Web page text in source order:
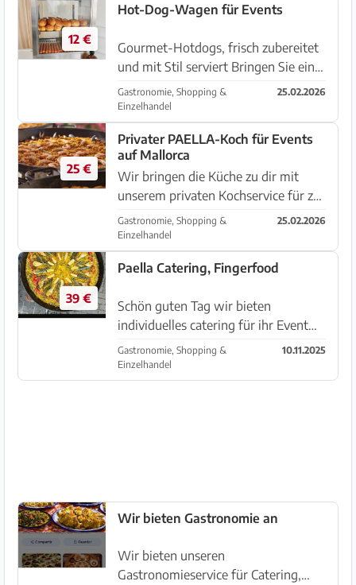
12 €
Hot-Dog-Wagen für Events
Gourmet-Hotdogs, frisch zubereitet
und mit Stil serviert Bringen Sie ein
spaßiges und köstliches Erlebnis zu
Ihren Veranstaltungen mit unserem
Hot-Dog-Wagen. Perfekt für
Hochzeiten, Geburtstage, Firme...
Gastronomie, Shopping &
Einzelhandel
25.02.2026
25 €
Privater PAELLA-Koch für Events
auf Mallorca
Wir bringen die Küche zu dir mit
unserem privaten Kochservice für zu
Hause und bereiten traditionelle und
moderne Paellas mit frischen,
hochwertigen Zutaten zu. ✅ Service
auf der gesamten Insel Mallo...
Gastronomie, Shopping &
Einzelhandel
25.02.2026
39 €
Paella Catering, Fingerfood
Schön guten Tag wir bieten
individuelles catering für ihr Event
an. Gerne in Verbindung mit
mallorquinischen Wein und
regionalen Produkten.
Gastronomie, Shopping &
Einzelhandel
10.11.2025
Wir bieten Gastronomie an
Wir bieten unseren
Gastronomieservice für Catering,